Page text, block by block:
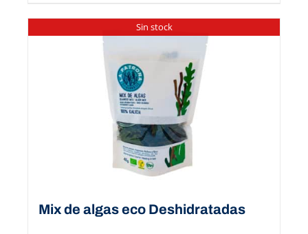
Sin stock
Mix de algas eco Deshidratadas